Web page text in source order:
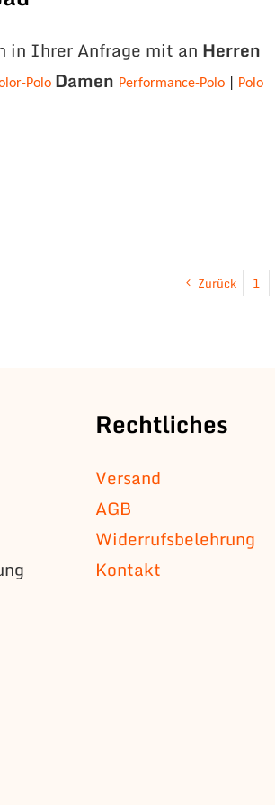
in Ihrer Anfrage mit an Herren
Polo Damen Performance-Polo Polo
Zurück 1
Rechtliches
Versand
AGB
Widerrufsbelehrung
Kontakt